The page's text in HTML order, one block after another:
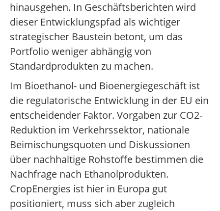
hinausgehen. In Geschäftsberichten wird
dieser Entwicklungspfad als wichtiger
strategischer Baustein betont, um das
Portfolio weniger abhängig von
Standardprodukten zu machen.
Im Bioethanol- und Bioenergiegeschäft ist
die regulatorische Entwicklung in der EU ein
entscheidender Faktor. Vorgaben zur CO2-
Reduktion im Verkehrssektor, nationale
Beimischungsquoten und Diskussionen
über nachhaltige Rohstoffe bestimmen die
Nachfrage nach Ethanolprodukten.
CropEnergies ist hier in Europa gut
positioniert, muss sich aber zugleich